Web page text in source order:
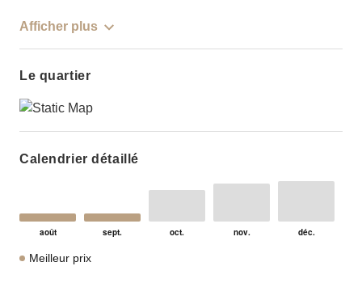
Afficher plus
Le quartier
Calendrier détaillé
Meilleur prix